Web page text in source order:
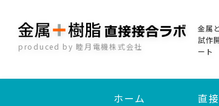
produced by 睦月電機株式会社
金属
試作
ート
ホーム 直